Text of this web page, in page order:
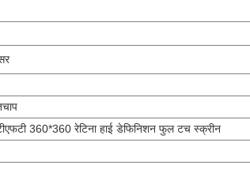
360*360 रेटिना हाई डेफिनिशन फुल टच स्क्रीन